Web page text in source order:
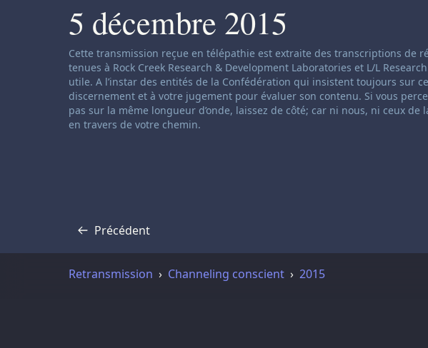
5 décembre 2015
Clause de non-responsabilité concernant le channeling:
Cette transmission reçue en télépathie est extraite des transcriptions de
tenues à Rock Creek Research & Development Laboratories et L/L
utile. A l’instar des entités de la Confédération qui insistent toujours sur
discernement et à votre jugement pour évaluer son contenu. Si vous
pas sur la même longueur d’onde, laissez de côté; car ni nous, ni ceux
en travers de votre chemin.
Précédent
Transcription
Retransmission Channeling conscient 2015